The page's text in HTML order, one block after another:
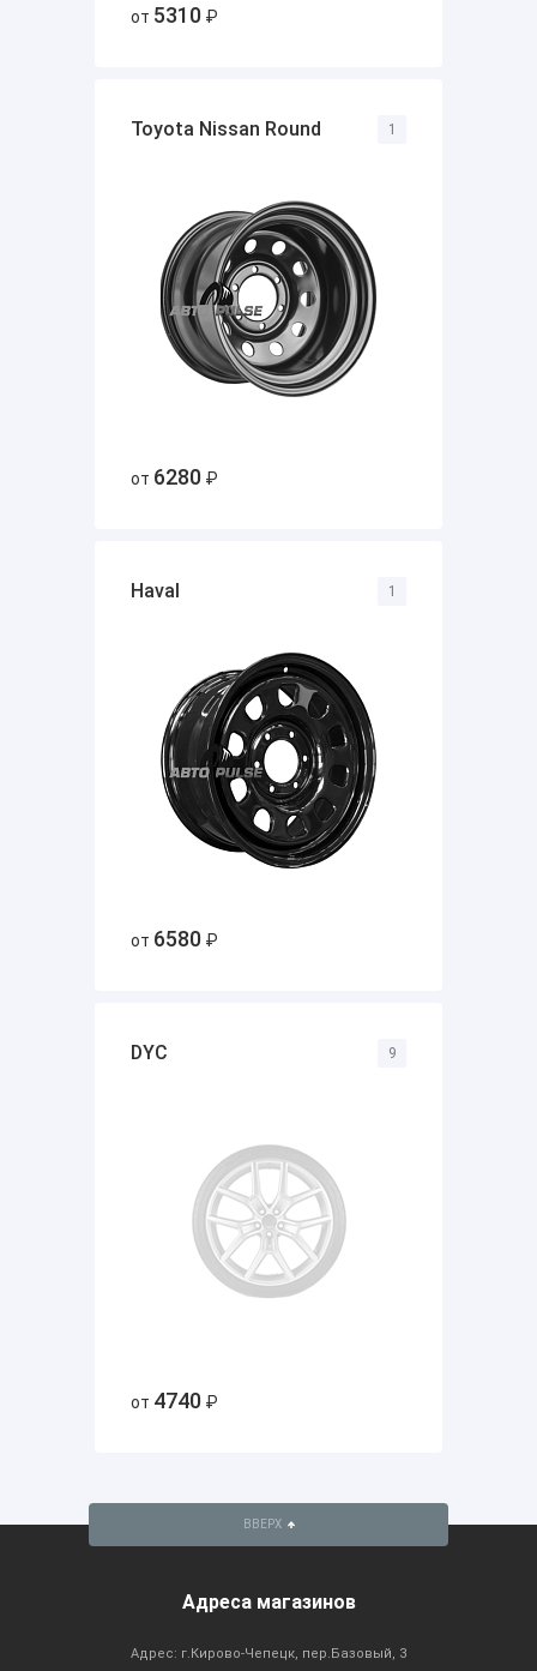
от 5310 ₽
Toyota Nissan Round
от 6280 ₽
1
Haval
от 6580 ₽
1
DYC
от 4740 ₽
9
ВВЕРХ
Адреса магазинов
Адрес: г.Кирово-Чепецк, пер.Базовый, 3